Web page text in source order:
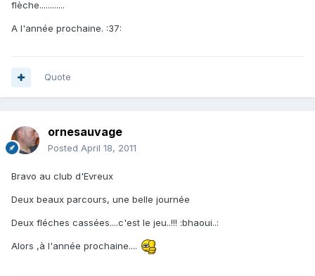
flèche............
A l'année prochaine. :37:
Quote
ornesauvage
Posted April 18, 2011
Bravo au club d'Evreux
Deux beaux parcours, une belle journée
Deux fléches cassées....c'est le jeu..!!! :bhaoui..:
Alors ,à l'année prochaine....